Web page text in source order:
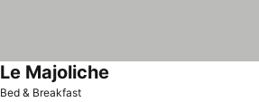
Bed & Breakfast
Le Majoliche